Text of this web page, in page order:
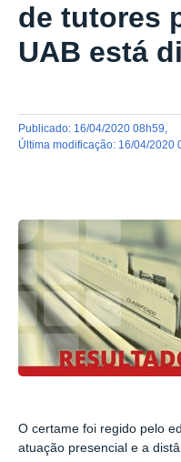
de tutores
UAB está
publicado: 16/04/2020 08h59
última modificação: 16/04/2020
O certame foi regido pelo
atuação presencial e a